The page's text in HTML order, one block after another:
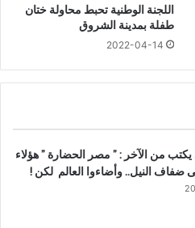
اللجنة الوطنية تحبط محاولة ختان
طفلة بمدينة الشروق
2022-04-14
من الآخر : ” مصر الحضارة ” هؤلاء
ضفاف النيل.. وأضاءوا العالم لكن !